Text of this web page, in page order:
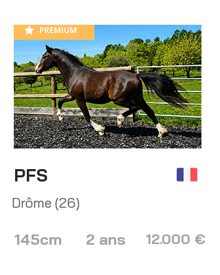
PFS
Drôme (26)
145cm 2 ans 12.000 €